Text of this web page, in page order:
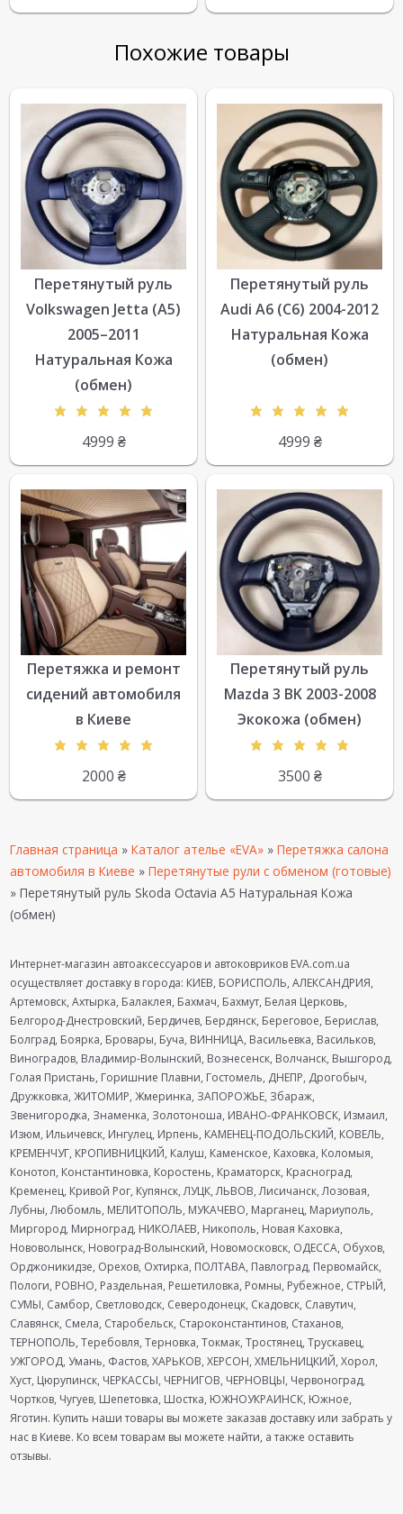
Похожие товары
Перетянутый руль
Volkswagen Jetta (A5)
2005–2011
Натуральная Кожа
(обмен)
4999 ₴
Перетянутый руль
Audi A6 (C6) 2004-2012
Натуральная Кожа
(обмен)
4999 ₴
Перетяжка и ремонт
сидений автомобиля
в Киеве
2000 ₴
Перетянутый руль
Mazda 3 BK 2003-2008
Экокожа (обмен)
3500 ₴
Главная страница » Каталог ателье «EVA» » Перетяжка салона
автомобиля в Киеве » Перетянутые рули с обменом (готовые)
» Перетянутый руль Skoda Octavia A5 Натуральная Кожа
(обмен)
Интернет-магазин автоаксессуаров и автоковриков EVA.com.ua
осуществляет доставку в города: КИЕВ, БОРИСПОЛЬ, АЛЕКСАНДРИЯ,
Артемовск, Ахтырка, Балаклея, Бахмач, Бахмут, Белая Церковь,
Белгород-Днестровский, Бердичев, Бердянск, Береговое, Берислав,
Болград, Боярка, Бровары, Буча, ВИННИЦА, Васильевка, Васильков,
Виноградов, Владимир-Волынский, Вознесенск, Волчанск, Вышгород,
Голая Пристань, Горишние Плавни, Гостомель, ДНЕПР, Дрогобыч,
Дружковка, ЖИТОМИР, Жмеринка, ЗАПОРОЖЬЕ, Збараж,
Звенигородка, Знаменка, Золотоноша, ИВАНО-ФРАНКОВСК, Измаил,
Изюм, Ильичевск, Ингулец, Ирпень, КАМЕНЕЦ-ПОДОЛЬСКИЙ, КОВЕЛЬ,
КРЕМЕНЧУГ, КРОПИВНИЦКИЙ, Калуш, Каменское, Каховка, Коломыя,
Конотоп, Константиновка, Коростень, Краматорск, Красноград,
Кременец, Кривой Рог, Купянск, ЛУЦК, ЛЬВОВ, Лисичанск, Лозовая,
Лубны, Любомль, МЕЛИТОПОЛЬ, МУКАЧЕВО, Марганец, Мариуполь,
Миргород, Мирноград, НИКОЛАЕВ, Никополь, Новая Каховка,
Нововолынск, Новоград-Волынский, Новомосковск, ОДЕССА, Обухов,
Орджоникидзе, Орехов, Охтирка, ПОЛТАВА, Павлоград, Первомайск,
Пологи, РОВНО, Раздельная, Решетиловка, Ромны, Рубежное, СТРЫЙ,
СУМЫ, Самбор, Светловодск, Северодонецк, Скадовск, Славутич,
Славянск, Смела, Старобельск, Староконстантинов, Стаханов,
ТЕРНОПОЛЬ, Теребовля, Терновка, Токмак, Тростянец, Трускавец,
УЖГОРОД, Умань, Фастов, ХАРЬКОВ, ХЕРСОН, ХМЕЛЬНИЦКИЙ, Хорол,
Хуст, Цюрупинск, ЧЕРКАССЫ, ЧЕРНИГОВ, ЧЕРНОВЦЫ, Червоноград,
Чортков, Чугуев, Шепетовка, Шостка, ЮЖНОУКРАИНСК, Южное,
Яготин. Купить наши товары вы можете заказав доставку или забрать у
нас в Киеве. Ко всем товарам вы можете найти, а также оставить
отзывы.